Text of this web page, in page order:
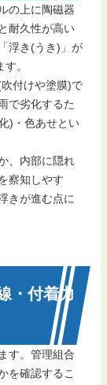
の上に陶磁器
耐久性が高い
浮き(うき)」が
。
付けや塗膜)で
で劣化するた
)・色あせとい
、内部に隠れ
察知しやす
きが進む点に
・付着力
す。管理組合
を確認するこ